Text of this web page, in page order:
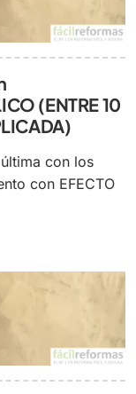
(ENTRE 10
con los
con EFECTO